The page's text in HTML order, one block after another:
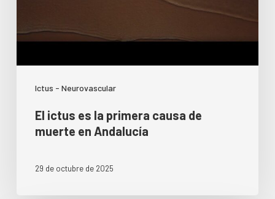
Ictus - Neurovascular
El ictus es la primera causa de
muerte en Andalucía
29 de octubre de 2025